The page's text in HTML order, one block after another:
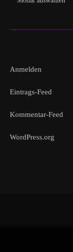
Anmelden
Eintrags-Feed
Kommentar-Feed
WordPress.org